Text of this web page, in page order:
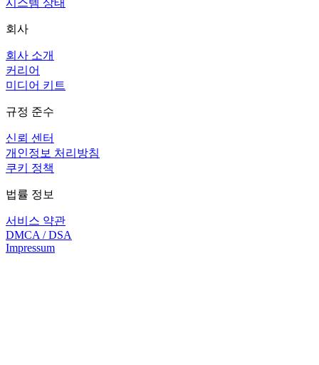
회사
회사 소개
커리어
미디어 키트
규정 준수
신뢰 센터
개인정보 처리방침
쿠키 정책
법률 정보
서비스 약관
DMCA / DSA
Impressum